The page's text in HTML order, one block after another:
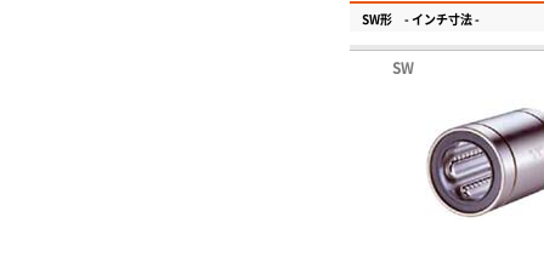
SW形 - インチ寸法 -
SW